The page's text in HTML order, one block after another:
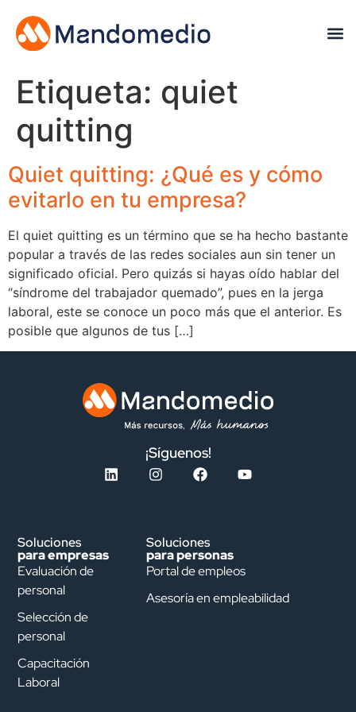
Etiqueta: quiet
quitting
Quiet quitting: ¿Qué es y cómo
evitarlo en tu empresa?
El quiet quitting es un término que se ha hecho bastante
popular a través de las redes sociales aun sin tener un
significado oficial. Pero quizás si hayas oído hablar del
“síndrome del trabajador quemado”, pues en la jerga
laboral, este se conoce un poco más que el anterior. Es
posible que algunos de tus […]
¡Síguenos!
Soluciones
para empresas
Evaluación de
personal
Selección de
personal
Capacitación
Laboral
Soluciones
para personas
Portal de empleos
Asesoría en empleabilidad